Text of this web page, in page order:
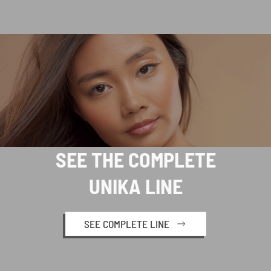
SEE THE COMPLETE
UNIKA LINE
SEE COMPLETE LINE